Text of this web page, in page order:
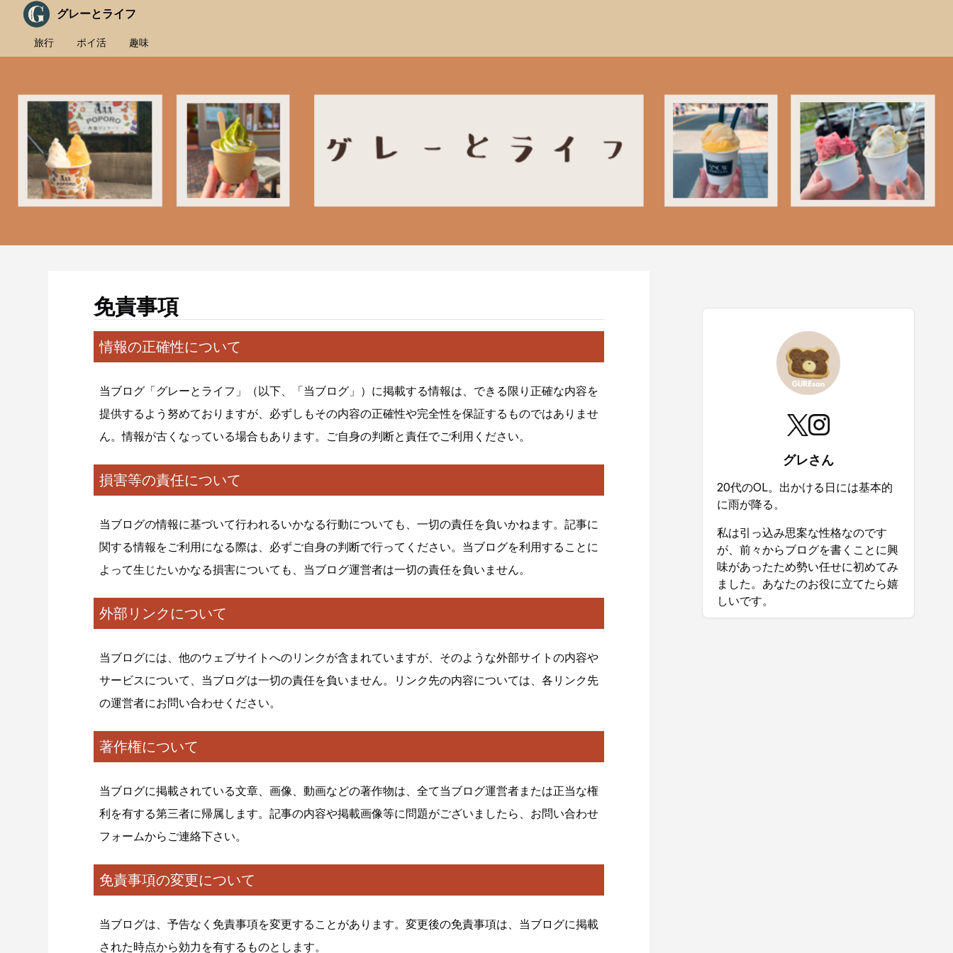
グレーとライフ
旅行 ポイ活 趣味
免責事項
情報の正確性について
当ブログ「グレーとライフ 」（以下、「当ブログ」）に掲載する情報は、できる限り正確な内容を
提供するよう努めておりますが、必ずしもその内容の正確性や完全性を保証するものではありませ
ん。情報が古くなっている場合もあります。ご自身の判断と責任でご利用ください。
損害等の責任について
当ブログの情報に基づいて行われるいかなる行動についても、一切の責任を負いかねます。記事に
関する情報をご利用になる際は、必ずご自身の判断で行ってください。当ブログを利用することに
よって生じたいかなる損害についても、当ブログ運営者は一切の責任を負いません。
外部リンクについて
当ブログには、他のウェブサイトへのリンクが含まれていますが、そのような外部サイトの内容や
サービスについて、当ブログは一切の責任を負いません。リンク先の内容については、各リンク先
の運営者にお問い合わせください。
著作権について
当ブログに掲載されている文章、画像、動画などの著作物は、全て当ブログ運営者または正当な権
利を有する第三者に帰属します。記事の内容や掲載画像等に問題がございましたら、お問い合わせ
フォームからご連絡下さい。
免責事項の変更について
当ブログは、予告なく免責事項を変更することがあります。変更後の免責事項は、当ブログに掲載
された時点から効力を有するものとします。
グレさん
20代のOL。出かける日には基本的
に雨が降る。
私は引っ込み思案な性格なのです
が、前々からブログを書くことに興
味があったため勢い任せに初めてみ
ました。あなたのお役に立てたら嬉
しいです。